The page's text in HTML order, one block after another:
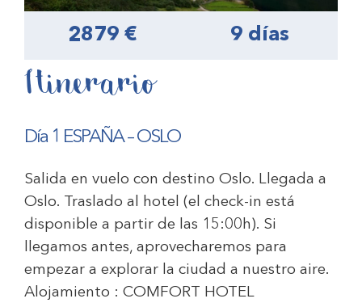
2879 € 9 días
Itinerario
Día 1 ESPAÑA – OSLO
Salida en vuelo con destino Oslo. Llegada a
Oslo. Traslado al hotel (el check-in está
disponible a partir de las 15:00h). Si
llegamos antes, aprovecharemos para
empezar a explorar la ciudad a nuestro aire.
Alojamiento : COMFORT HOTEL